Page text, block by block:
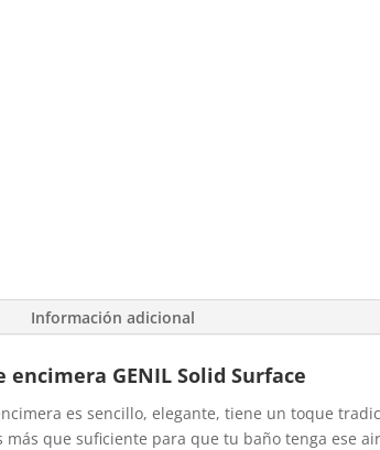
Información adicional
encimera GENIL Solid Surface
es sencillo, elegante, tiene un toque
más que suficiente para que tu baño tenga ese